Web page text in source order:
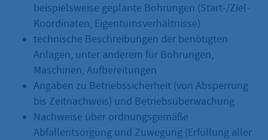
beispielsweise geplante Bohrungen (Start-/Ziel-
Koordinaten, Eigentumsverhältnisse)
technische Beschreibungen der benötigten
Anlagen, unter anderem für Bohrungen,
Maschinen, Aufbereitungen
Angaben zu Betriebssicherheit (von Absperrung
bis Zeitnachweis) und Betriebsüberwachung
Nachweise über ordnungsgemäße
Abfallentsorgung und Zuwegung (Erfüllung aller